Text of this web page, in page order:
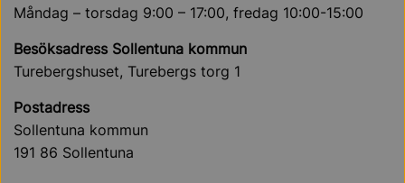
Måndag – torsdag 9:00 – 17:00, fredag 10:00-15:00
Besöksadress Sollentuna kommun
Turebergshuset, Turebergs torg 1
Postadress
Sollentuna kommun
191 86 Sollentuna